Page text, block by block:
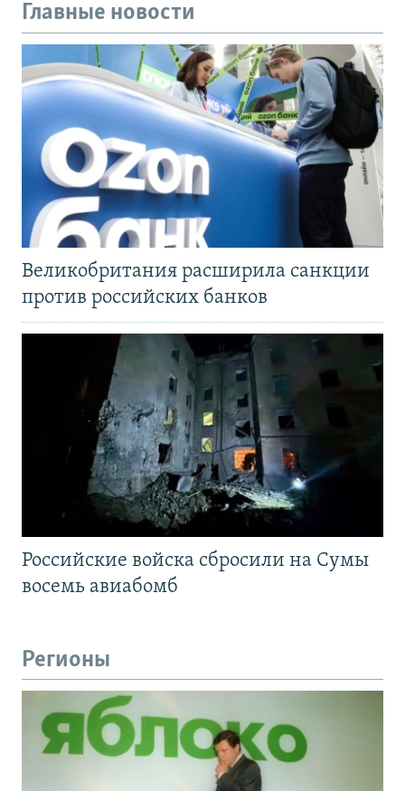
Главные новости
Великобритания расширила санкции
против российских банков
Российские войска сбросили на Сумы
восемь авиабомб
Регионы